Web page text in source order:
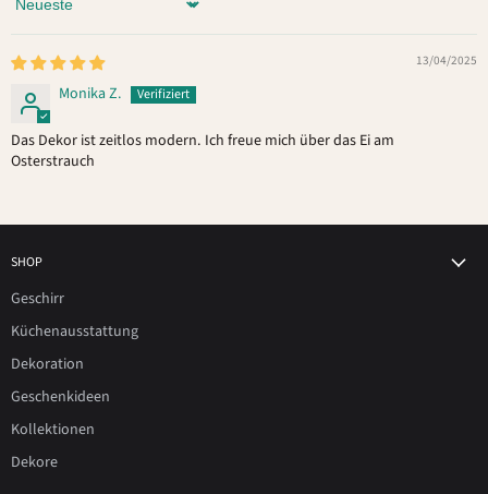
Sort by
13/04/2025
Monika Z.
Das Dekor ist zeitlos modern. Ich freue mich über das Ei am
Osterstrauch
SHOP
Geschirr
Küchenausstattung
Dekoration
Geschenkideen
Kollektionen
Dekore